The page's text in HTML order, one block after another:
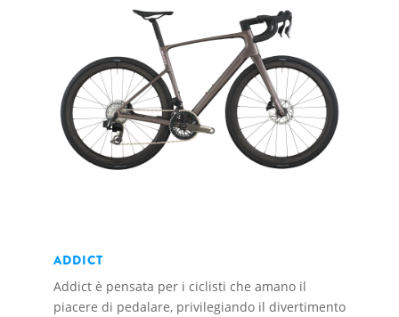
ADDICT
Addict è pensata per i ciclisti che amano il
piacere di pedalare, privilegiando il divertimento